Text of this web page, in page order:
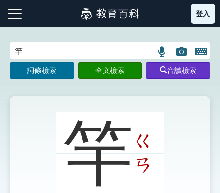
到
主
:::
注音索引圖示 筆畫索引圖示 部首索引表圖示
登入
:::
語
言
搜
示
圖
片
搜
開
鍵
圖
詞條檢索 全文檢索 音讀檢索
竿ㄍ
ㄢ